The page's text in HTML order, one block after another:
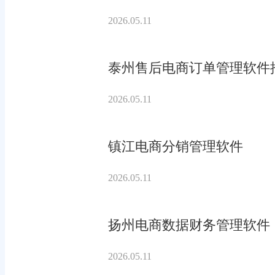
2026.05.11
泰州售后电商订单管理软件
2026.05.11
镇江电商分销管理软件
2026.05.11
扬州电商数据财务管理软件
2026.05.11